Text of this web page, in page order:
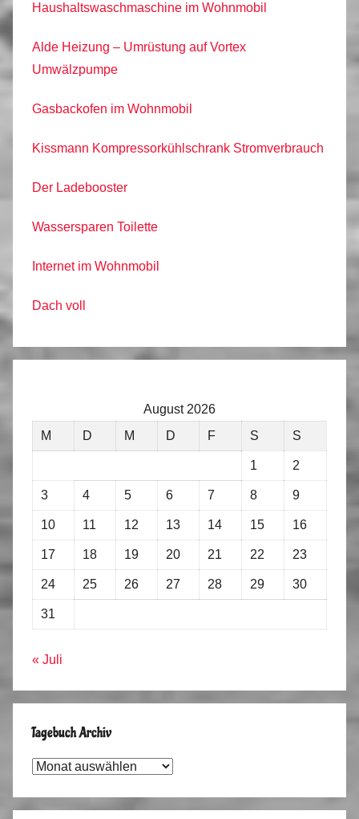
Haushaltswaschmaschine im Wohnmobil
Alde Heizung – Umrüstung auf Vortex
Umwälzpumpe
Gasbackofen im Wohnmobil
Kissmann Kompressorkühlschrank Stromverbrauch
Der Ladebooster
Wassersparen Toilette
Internet im Wohnmobil
Dach voll
August 2026
M
D M D F S S
1 2
3 4 5 6 7 8 9
10 11 12 13 14 15 16
17 18 19 20 21 22 23
24 25 26 27 28 29 30
31
« Juli
Tagebuch Archiv
Tagebuch